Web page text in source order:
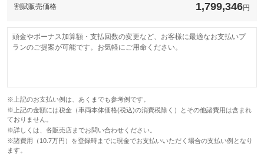
割賦販売価格 1,799,346円
頭金やボーナス加算額・支払回数の変更など、お客様に最適なお支払いプ
ランのご提案が可能です。お気軽にご用命ください。
※上記のお支払い例は、あくまでも参考例です。
※上記の金額には税金（車両本体価格(税込)の消費税除く）とその他諸費用は含まれ
ておりません。
※詳しくは、各販売店までお問い合わせください。
※諸費用（10.7万円）を登録時までに現金でお支払いいただく場合の支払い例となり
ます。